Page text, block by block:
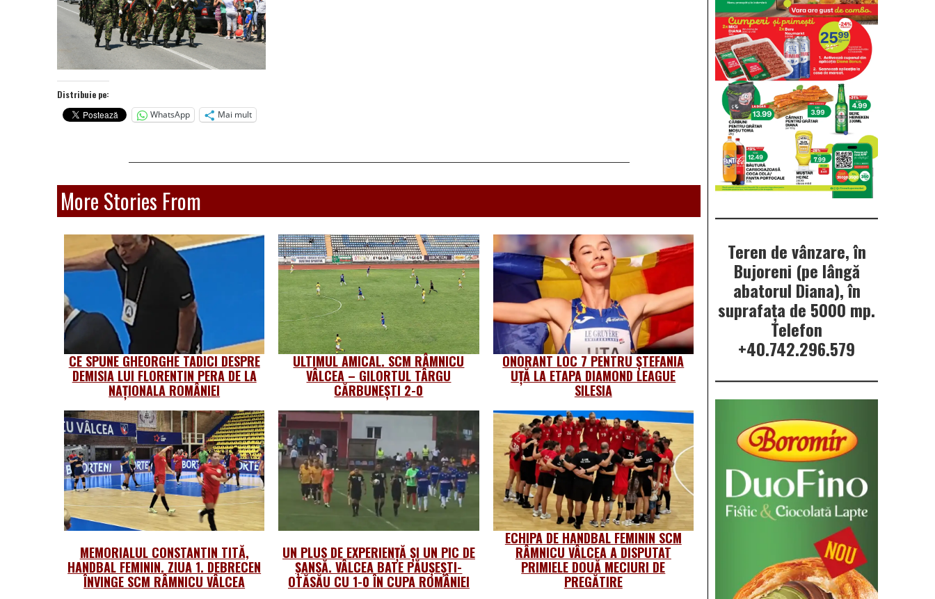
Distribuie pe:
WhatsApp
Mai mult
More Stories From
CE SPUNE GHEORGHE TADICI DESPRE
DEMISIA LUI FLORENTIN PERA DE LA
NAȚIONALA ROMÂNIEI
ULTIMUL AMICAL. SCM RÂMNICU
VÂLCEA – GILORTUL TÂRGU
CĂRBUNEȘTI 2-0
ONORANT LOC 7 PENTRU ȘTEFANIA
UȚĂ LA ETAPA DIAMOND LEAGUE
SILESIA
MEMORIALUL CONSTANTIN TITĂ,
HANDBAL FEMININ. ZIUA 1. DEBRECEN
ÎNVINGE SCM RÂMNICU VÂLCEA
UN PLUS DE EXPERIENȚĂ ȘI UN PIC DE
ȘANSĂ. VÂLCEA BATE PĂUȘEȘTI-
OTĂSĂU CU 1-0 ÎN CUPA ROMÂNIEI
ECHIPA DE HANDBAL FEMININ SCM
RÂMNICU VÂLCEA A DISPUTAT
PRIMIELE DOUĂ MECIURI DE
PREGĂTIRE
Teren de vânzare, în
Bujoreni (pe lângă
abatorul Diana), în
suprafața de 5000 mp.
Telefon
+40.742.296.579